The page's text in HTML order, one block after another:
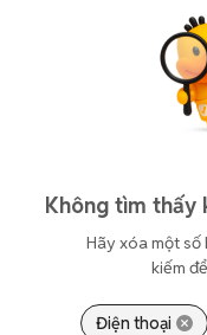
Không tìm thấy
Hãy xóa một số
kiếm
Điện thoại